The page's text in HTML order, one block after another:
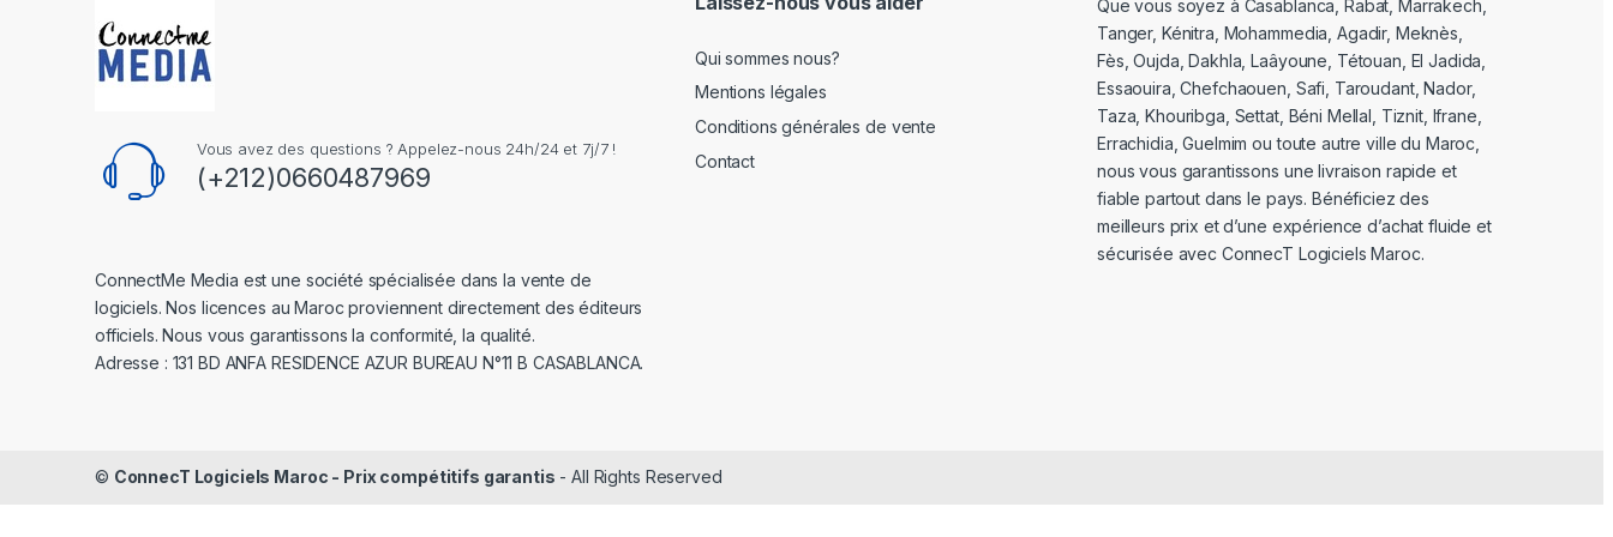
Vous avez des questions ? Appelez-nous 24h/24 et 7j/7 !
(+212)0660487969
ConnectMe Media est une société spécialisée dans la vente de
logiciels. Nos licences au Maroc proviennent directement des éditeurs
officiels. Nous vous garantissons la conformité, la qualité.
Adresse : 131 BD ANFA RESIDENCE AZUR BUREAU N°11 B CASABLANCA.
Qui sommes nous?
Mentions légales
Conditions générales de vente
Contact
Que vous soyez à Casablanca, Rabat, Marrakech,
Tanger, Kénitra, Mohammedia, Agadir, Meknès,
Fès, Oujda, Dakhla, Laâyoune, Tétouan, El Jadida,
Essaouira, Chefchaouen, Safi, Taroudant, Nador,
Taza, Khouribga, Settat, Béni Mellal, Tiznit, Ifrane,
Errachidia, Guelmim ou toute autre ville du Maroc,
nous vous garantissons une livraison rapide et
fiable partout dans le pays. Bénéficiez des
meilleurs prix et d’une expérience d’achat fluide et
sécurisée avec ConnecT Logiciels Maroc.
© ConnecT Logiciels Maroc - Prix compétitifs garantis - All Rights Reserved